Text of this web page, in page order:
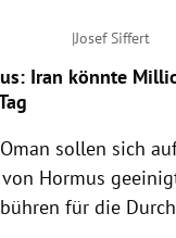
|Josef Siffert
Iran könnte
sollen sich
Hormus
für die